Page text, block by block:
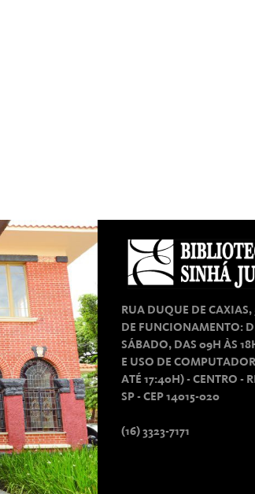
RUA DUQUE DE
DE FUNCIONAMENTO:
SÁBADO, DAS 09H ÀS
E USO DE
ATÉ 17:40H) - CENTRO -
SP - CEP 14015-020
(16) 3323-7171